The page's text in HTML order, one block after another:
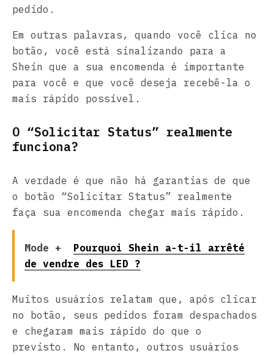
pedido.
Em outras palavras, quando você clica no
botão, você está sinalizando para a
Shein que a sua encomenda é importante
para você e que você deseja recebê-la o
mais rápido possível.
O “Solicitar Status” realmente
funciona?
A verdade é que não há garantias de que
o botão “Solicitar Status” realmente
faça sua encomenda chegar mais rápido.
Mode +
Pourquoi Shein a-t-il arrêté
de vendre des LED ?
Muitos usuários relatam que, após clicar
no botão, seus pedidos foram despachados
e chegaram mais rápido do que o
previsto. No entanto, outros usuários